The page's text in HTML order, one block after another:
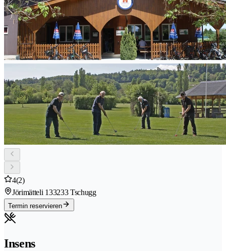
4(2)
Jörimätteli 133233 Tschugg
Termin reservieren
Insens